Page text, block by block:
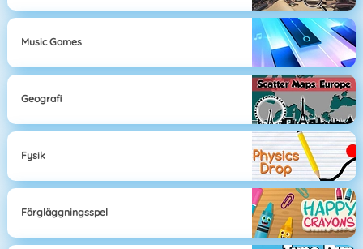
Music Games
Geografi
Fysik
Färgläggningsspel